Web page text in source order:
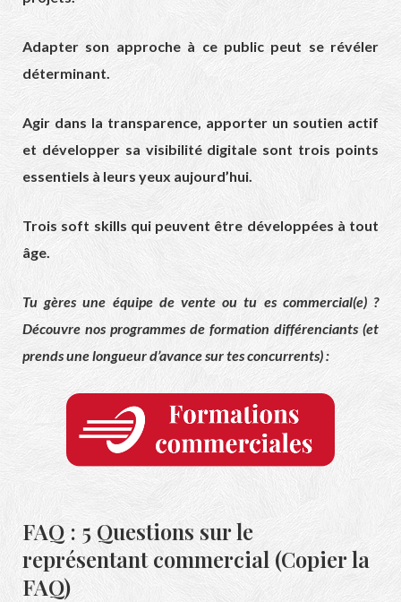
Adapter son approche à ce public peut se révéler
déterminant.
Agir dans la transparence, apporter un soutien actif
et développer sa visibilité digitale sont trois points
essentiels à leurs yeux aujourd’hui.
Trois soft skills qui peuvent être développées à tout
âge.
Tu gères une équipe de vente ou tu es commercial(e) ?
Découvre nos programmes de formation différenciants (et
prends une longueur d’avance sur tes concurrents) :
FAQ : 5 Questions sur le
représentant commercial (Copier la
FAQ)